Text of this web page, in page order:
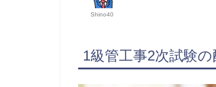
Shino40
1級管工事2次試験